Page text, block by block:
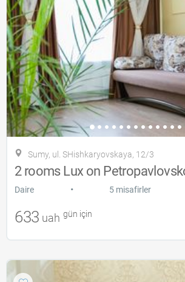
Sumy, ul. SHishkaryovskaya, 12/3
2 rooms Lux on
Daire • 5 misafirler
633 uah gün için